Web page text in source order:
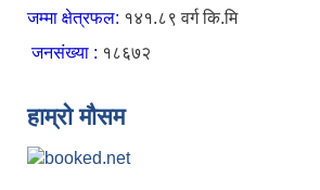
जम्मा क्षेत्रफल: १४१.८९ वर्ग कि.मि
जनसंख्या : १८६७२
हाम्रो मौसम